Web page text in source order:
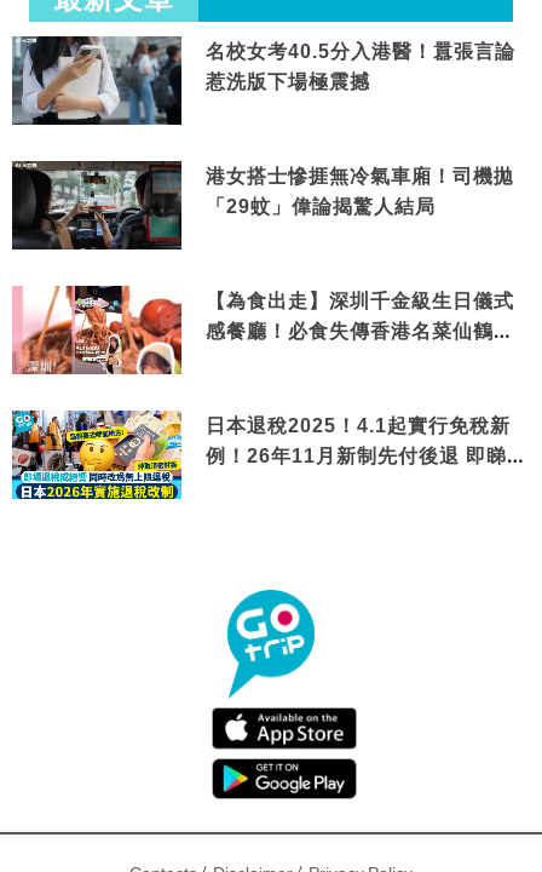
名校女考40.5分入港醫！囂張言論
惹洗版下場極震撼
港女搭士慘捱無冷氣車廂！司機拋
「29蚊」偉論揭驚人結局
【為食出走】深圳千金級生日儀式
感餐廳！必食失傳香港名菜仙鶴神
日本退稅2025！4.1起實行免稅新
例！26年11月新制先付後退 即睇步